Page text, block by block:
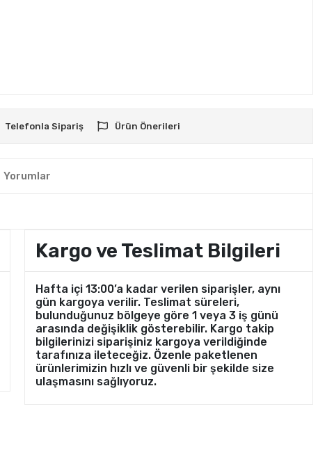
Telefonla Sipariş Ürün Önerileri
Yorumlar
Kargo ve Teslimat Bilgileri
Hafta içi 13:00’a kadar verilen siparişler, aynı
gün kargoya verilir. Teslimat süreleri,
bulunduğunuz bölgeye göre 1 veya 3 iş günü
arasında değişiklik gösterebilir. Kargo takip
bilgilerinizi siparişiniz kargoya verildiğinde
tarafınıza ileteceğiz. Özenle paketlenen
ürünlerimizin hızlı ve güvenli bir şekilde size
ulaşmasını sağlıyoruz.